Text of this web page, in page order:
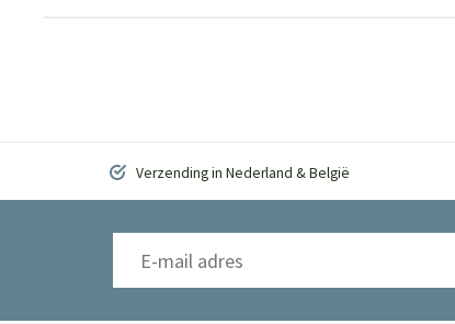
Verzending in Nederland & België